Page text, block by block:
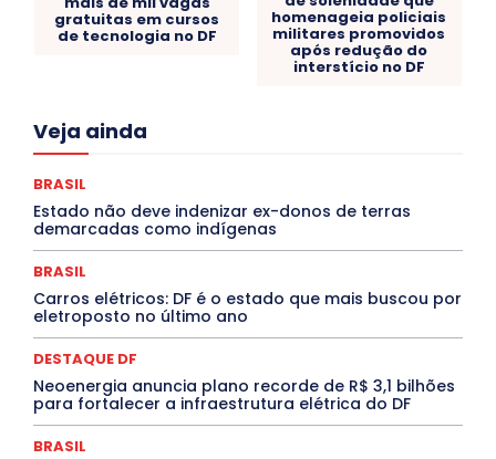
gratuitas em cursos
de tecnologia no DF
homenageia policiais
militares promovidos
após redução do
interstício no DF
Veja ainda
Acre
Congressuanas & Esplanadumas
Covid-19
Crônica Política Crônicas
Cultura e Tal
DANÇA Dengue
Denuncia
DESTAQUE BRASIL
DESTAQUE DF
DESTAQUES OUTROS
ELEIÇÕES
EMPREGO E OPORTUNIDADES
ENTORNO
Especial
Espírito Santo
EVENTOS
EXPOSIÇÃO Featured
Febre Amarela
INTELIGÊNCIA ARTIFICIAL
INTERNACIONAL
Jogos Online
JUDICIÁRIO LITERATURA
Maranhão
MEIO AMBIENTE
BRASIL
Estado não deve indenizar ex-donos de terras
demarcadas como indígenas
BRASIL
Carros elétricos: DF é o estado que mais buscou por
eletroposto no último ano
DESTAQUE DF
Neoenergia anuncia plano recorde de R$ 3,1 bilhões
para fortalecer a infraestrutura elétrica do DF
BRASIL